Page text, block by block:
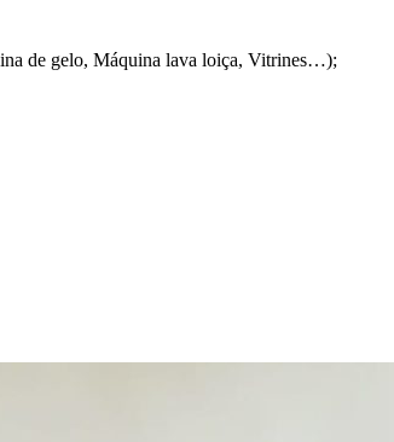
de gelo, Máquina lava loiça, Vitrines…);